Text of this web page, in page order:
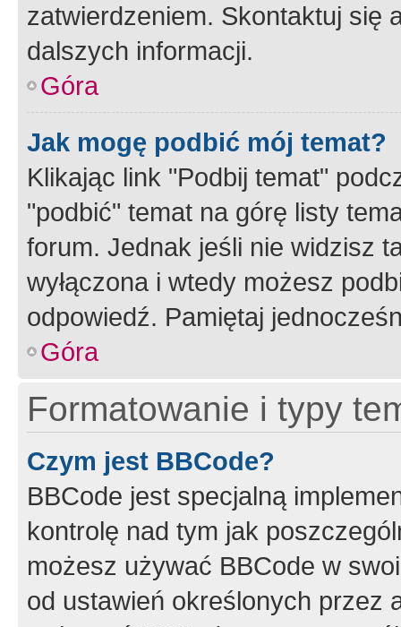
zatwierdzeniem. Skontaktuj się
dalszych informacji.
Góra
Jak mogę podbić mój temat?
Klikając link "Podbij temat"
"podbić" temat na górę listy
forum. Jednak jeśli nie widzisz
wyłączona i wtedy możesz
odpowiedź. Pamiętaj
Góra
Formatowanie i typy
Czym jest BBCode?
BBCode jest specjalną
kontrolę nad tym jak
możesz używać BBCode w
od ustawień określonych przez